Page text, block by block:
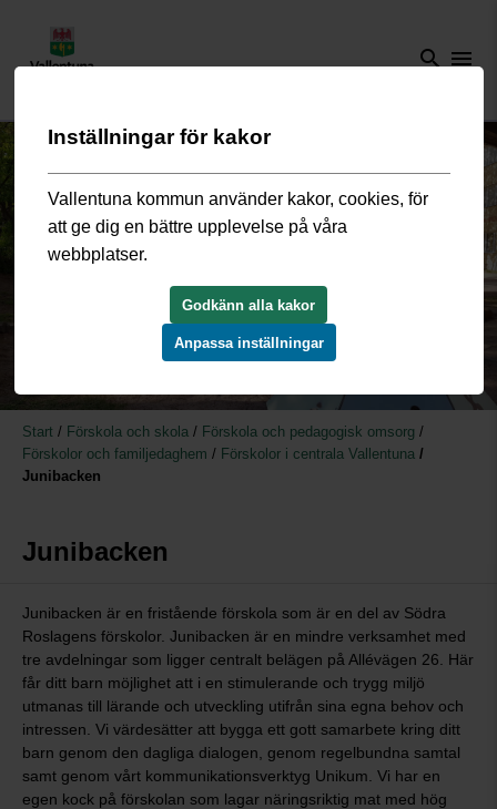
search menu
Start / Förskola och skola / Förskola och pedagogisk omsorg /
Förskolor och familjedaghem / Förskolor i centrala Vallentuna /
Junibacken
Junibacken
Junibacken är en fristående förskola som är en del av Södra
Roslagens förskolor. Junibacken är en mindre verksamhet med
tre avdelningar som ligger centralt belägen på Allévägen 26. Här
får ditt barn möjlighet att i en stimulerande och trygg miljö
utmanas till lärande och utveckling utifrån sina egna behov och
intressen. Vi värdesätter att bygga ett gott samarbete kring ditt
barn genom den dagliga dialogen, genom regelbundna samtal
samt genom vårt kommunikationsverktyg Unikum. Vi har en
egen kock på förskolan som lagar näringsriktig mat med hög
Inställningar för kakor
Vallentuna kommun använder kakor, cookies, för
att ge dig en bättre upplevelse på våra
webbplatser.
Godkänn alla kakor
Anpassa inställningar